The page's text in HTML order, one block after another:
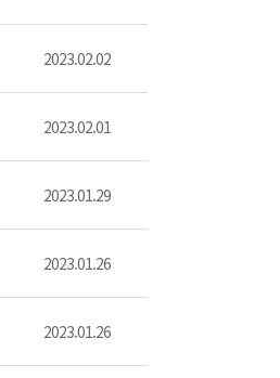
2023.02.02
2023.02.01
2023.01.29
2023.01.26
2023.01.26